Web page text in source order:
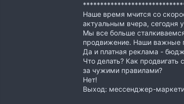
Наше время мчится со
актуальным вчера, сегодня
Мы все больше
продвижение. Наши важные
Да и платная реклама -
Что делать? Как
за чужими правилами?
Нет!
Выход: мессенджер-